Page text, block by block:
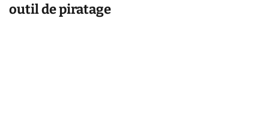
outil de piratage